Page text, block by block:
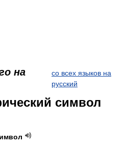
на
со всех языков на
русский
символ